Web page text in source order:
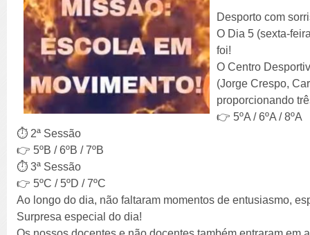
Desporto com
O Dia 5 (sexta-
foi!
O Centro
(Jorge Crespo,
proporcionando
👉 5ºA / 6ºA / 8ºA
⏱️ 2ª Sessão
👉 5ºB / 6ºB / 7ºB
⏱️ 3ª Sessão
👉 5ºC / 5ºD / 7ºC
Ao longo do dia, não faltaram momentos de entusiasmo,
Surpresa especial do dia!